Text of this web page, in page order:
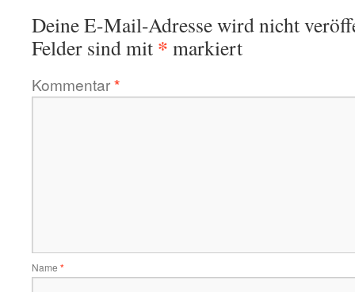
Deine E-Mail-Adresse wird nicht
Felder sind mit * markiert
Kommentar*
Name *